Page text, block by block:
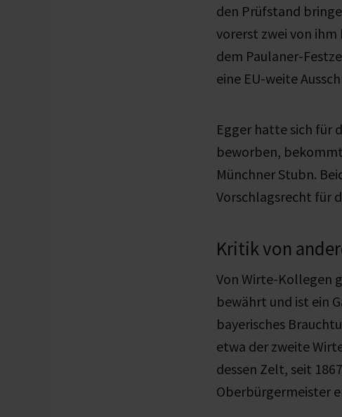
den Prüfstand
vorerst zwei von
dem Paulaner-
eine EU-weite
Egger hatte sich für
beworben,
Münchner Stubn.
Vorschlagsrecht für
Kritik von
Von Wirte-Kollegen
bewährt und ist ein
bayerisches
etwa der zweite
dessen Zelt, seit
Oberbürgermeister